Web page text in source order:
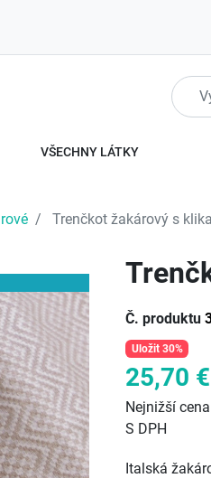
VŠECHNY LÁTKY
Trenčkot žakárový s
Č. produktu
Uložit 30%
25,70 €
Nejnižší
S DPH
Italská